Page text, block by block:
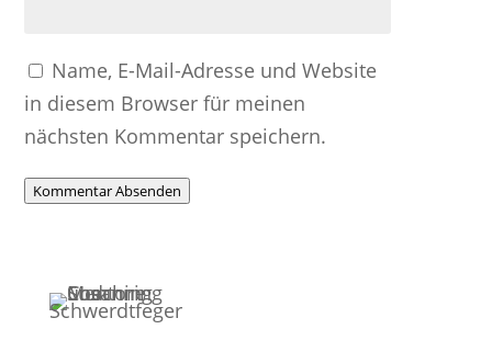
Name, E-Mail-Adresse und Website
in diesem Browser für meinen
nächsten Kommentar speichern.
Kommentar Absenden
Kontakt aufnehmen